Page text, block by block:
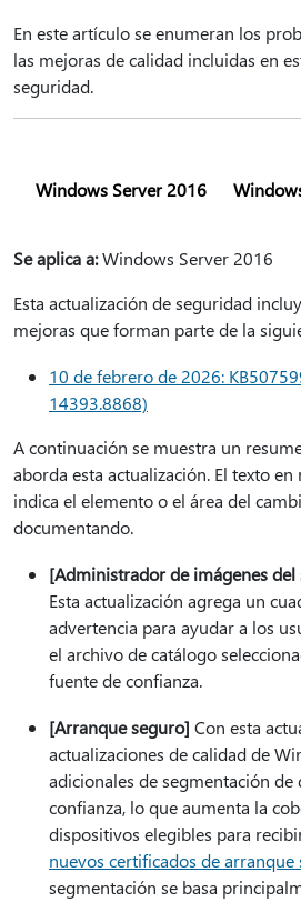
En este artículo se enumeran los
las mejoras de calidad incluidas en
seguridad.
Windows Server 2016
Se aplica a:Windows Server 2016
Esta actualización de seguridad
mejoras que forman parte de la
10 de febrero de 2026:
14393.8868)
A continuación se muestra un
aborda esta actualización. El texto
indica el elemento o el área del
documentando.
[Administrador de imágenes
Esta actualización agrega un
advertencia para ayudar a los
el archivo de catálogo
fuente de confianza.
[Arranque seguro] Con esta
actualizaciones de calidad de
adicionales de segmentación de
confianza, lo que aumenta la
dispositivos elegibles para
nuevos certificados de arranque
segmentación se basa